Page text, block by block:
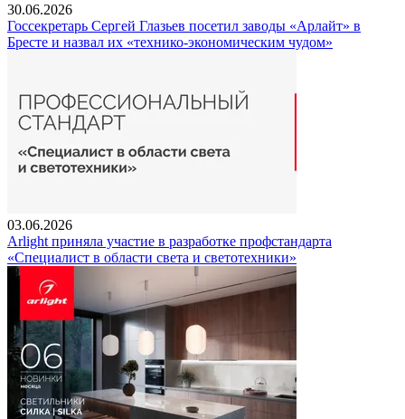
30.06.2026
Госсекретарь Сергей Глазьев посетил заводы «Арлайт» в
Бресте и назвал их «технико-экономическим чудом»
03.06.2026
Arlight приняла участие в разработке профстандарта
«Специалист в области света и светотехники»